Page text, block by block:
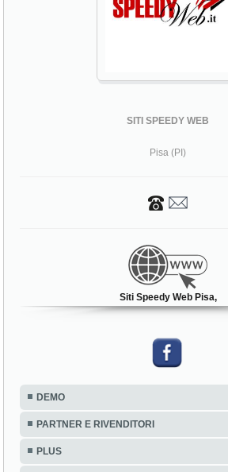
SITI SPEEDY WEB
Pisa (PI)
Siti Speedy Web Pisa,
DEMO
PARTNER E RIVENDITORI
PLUS